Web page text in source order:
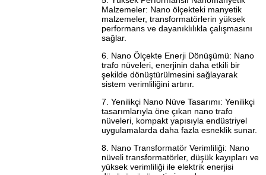
Malzemeler: Nano ölçekteki manyetik
malzemeler, transformatörlerin yüksek
performans ve dayanıklılıkla çalışmasını
sağlar.
6. Nano Ölçekte Enerji Dönüşümü: Nano
trafo nüveleri, enerjinin daha etkili bir
şekilde dönüştürülmesini sağlayarak
sistem verimliliğini artırır.
7. Yenilikçi Nano Nüve Tasarımı: Yenilikçi
tasarımlarıyla öne çıkan nano trafo
nüveleri, kompakt yapısıyla endüstriyel
uygulamalarda daha fazla esneklik sunar.
8. Nano Transformatör Verimliliği: Nano
nüveli transformatörler, düşük kayıpları ve
yüksek verimliliği ile elektrik enerjisi